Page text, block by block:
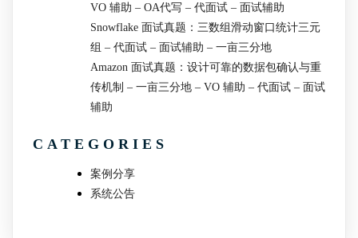
VO 辅助 – OA代写 – 代面试 – 面试辅助
Snowflake 面试真题：三数组滑动窗口统计三元
组 – 代面试 – 面试辅助 – 一亩三分地
Amazon 面试真题：设计可靠的数据包确认与重
传机制 – 一亩三分地 – VO 辅助 – 代面试 – 面试
辅助
CATEGORIES
案例分享
系统公告